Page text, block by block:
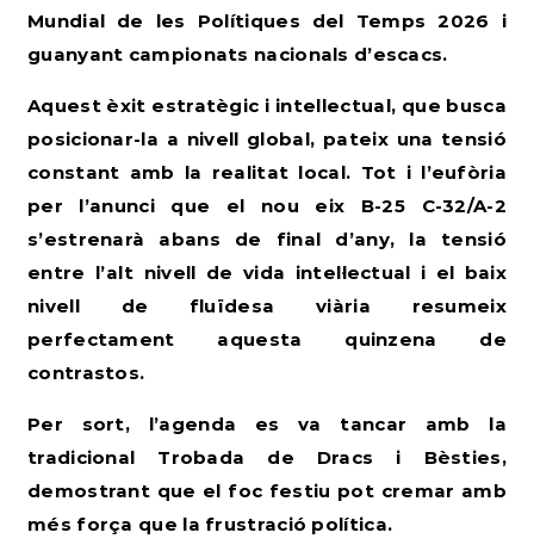
Mundial de les Polítiques del Temps 2026 i
guanyant campionats nacionals d’escacs.
Aquest èxit estratègic i intel·lectual, que busca
posicionar-la a nivell global, pateix una tensió
constant amb la realitat local. Tot i l’eufòria
per l’anunci que el nou eix B-25 C-32/A-2
s’estrenarà abans de final d’any, la tensió
entre l’alt nivell de vida intel·lectual i el baix
nivell de fluïdesa viària resumeix
perfectament aquesta quinzena de
contrastos.
Per sort, l’agenda es va tancar amb la
tradicional Trobada de Dracs i Bèsties,
demostrant que el foc festiu pot cremar amb
més força que la frustració política.